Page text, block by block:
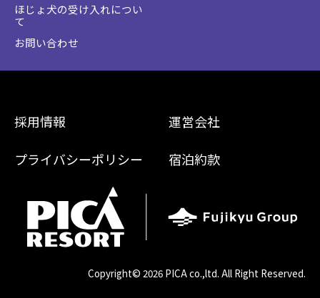
ほじょ犬の受け入れについ
て
お問い合わせ
採用情報 運営会社
プライバシーポリシー 宿泊約款
Copyright© 2026 PICA co.,ltd. All Right Reserved.